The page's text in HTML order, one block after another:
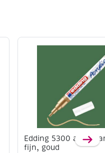
Edding 5300
fijn, goud